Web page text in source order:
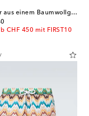
Pullover aus einem Baumwollgemisch
CHF 450 mit FIRST10